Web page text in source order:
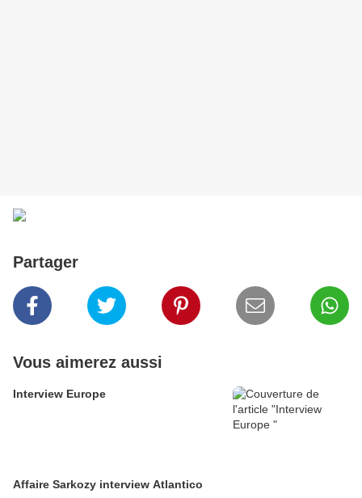
Partager
Vous aimerez aussi
Interview Europe
Affaire Sarkozy interview Atlantico